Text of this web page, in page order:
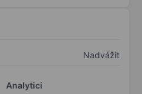
Nadvážit
Analytici